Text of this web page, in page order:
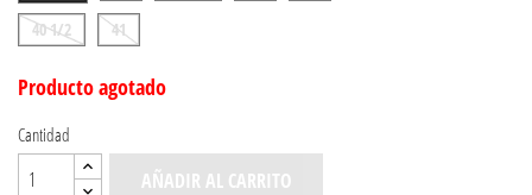
40 1/2
41
Producto agotado
Cantidad
AÑADIR AL CARRITO